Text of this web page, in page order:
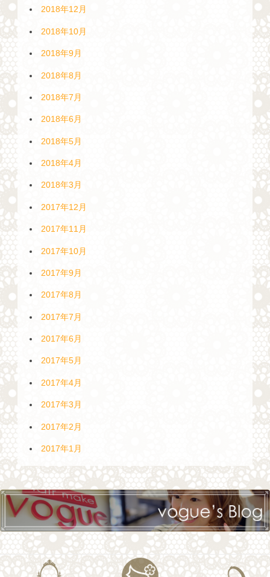
2018年12月
2018年10月
2018年9月
2018年8月
2018年7月
2018年6月
2018年5月
2018年4月
2018年3月
2017年12月
2017年11月
2017年10月
2017年9月
2017年8月
2017年7月
2017年6月
2017年5月
2017年4月
2017年3月
2017年2月
2017年1月